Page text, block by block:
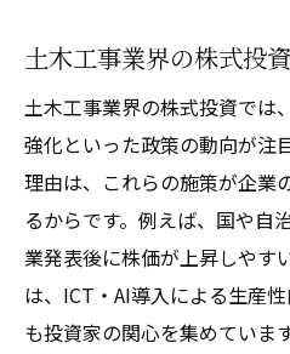
土木工事業界の株式投
土木工事業界の株式投資では
強化といった政策の動向が注
理由は、これらの施策が企業
るからです。例えば、国や自
業発表後に株価が上昇しやす
は、ICT・AI導入による生産
も投資家の関心を集めていま